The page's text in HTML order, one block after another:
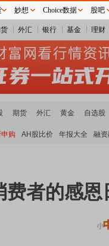
外汇 银行 基金 理财
期货 外汇 黄金 自选股
购 AH股比价 年报大全 融资
者的感恩
妙想 Choice数据 股吧